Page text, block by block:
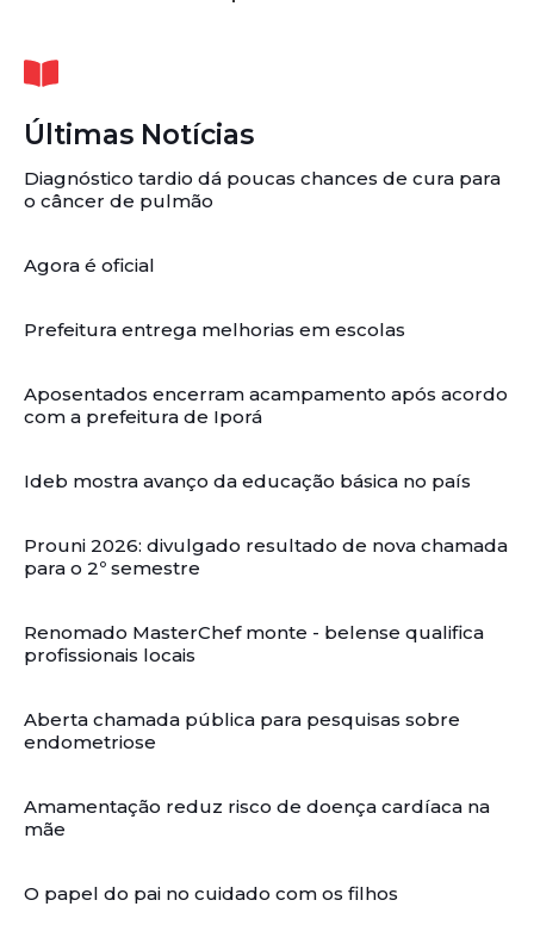
Últimas Notícias
Diagnóstico tardio dá poucas chances de cura para
o câncer de pulmão
Agora é oficial
Prefeitura entrega melhorias em escolas
Aposentados encerram acampamento após acordo
com a prefeitura de Iporá
Ideb mostra avanço da educação básica no país
Prouni 2026: divulgado resultado de nova chamada
para o 2º semestre
Renomado MasterChef monte - belense qualifica
profissionais locais
Aberta chamada pública para pesquisas sobre
endometriose
Amamentação reduz risco de doença cardíaca na
mãe
O papel do pai no cuidado com os filhos